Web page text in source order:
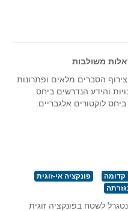
משולבות
אוסף של 10 שאלות בצירוף הסברים מלאים ופתרונות
והידע הנדרשים ביחס
לוקטורים אלגבריים.
קדומה
פונקציה אי-זוגית
לשטח בפונקציה זוגית